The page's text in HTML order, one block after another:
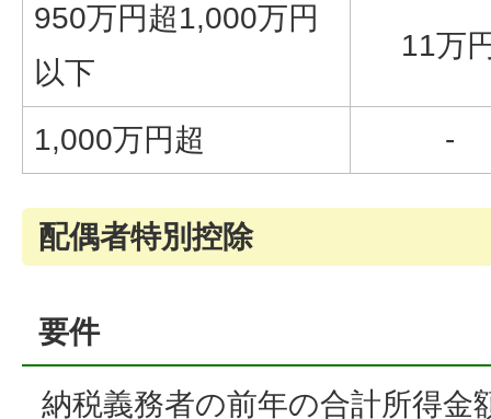
950万円超1,000万円
以下
11万
1,000万円超 -
配偶者特別控除
要件
納税義務者の前年の合計所得金